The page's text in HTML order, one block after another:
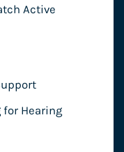
Active
Hearing